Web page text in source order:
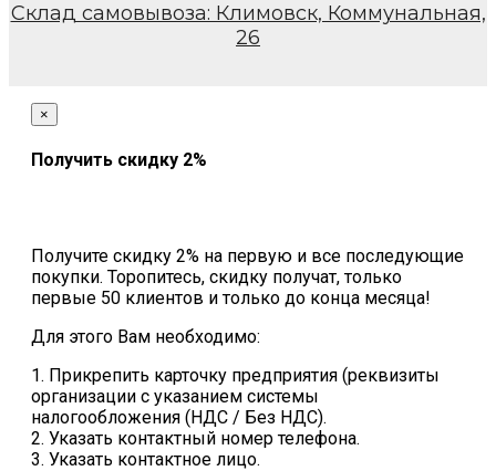
Склад самовывоза: Климовск, Коммунальная,
26
×
Получить скидку 2%
Получите скидку 2% на первую и все последующие
покупки. Торопитесь, скидку получат, только
первые 50 клиентов и только до конца месяца!
Для этого Вам необходимо:
1. Прикрепить карточку предприятия (реквизиты
организации с указанием системы
налогообложения (НДС / Без НДС).
2. Указать контактный номер телефона.
3. Указать контактное лицо.